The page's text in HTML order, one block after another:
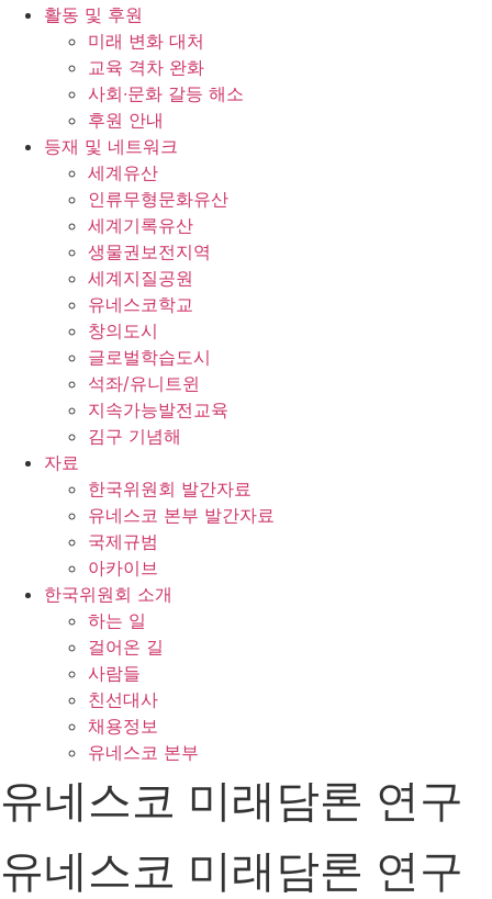
활동 및 후원
미래 변화 대처
교육 격차 완화
사회∙문화 갈등 해소
후원 안내
등재 및 네트워크
세계유산
인류무형문화유산
세계기록유산
생물권보전지역
세계지질공원
유네스코학교
창의도시
글로벌학습도시
석좌/유니트윈
지속가능발전교육
김구 기념해
자료
한국위원회 발간자료
유네스코 본부 발간자료
국제규범
아카이브
한국위원회 소개
하는 일
걸어온 길
사람들
친선대사
채용정보
유네스코 본부
유네스코 미래담론 연구
유네스코 미래담론 연구